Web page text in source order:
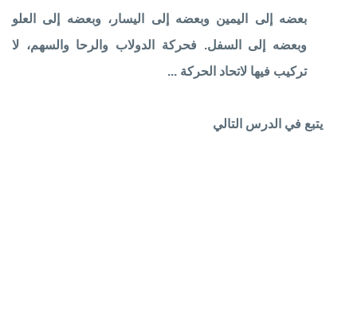
بعضه إلى اليمين وبعضه إلى اليسار، وبعضه إلى العلو
وبعضه إلى السفل. فحركة الدولاب والرحا والسهم، لا
تركيب فيها لاتحاد الحركة ...
يتبع في الدرس التالي